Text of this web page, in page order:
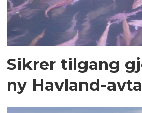
Sikrer tilgang
ny Havland-